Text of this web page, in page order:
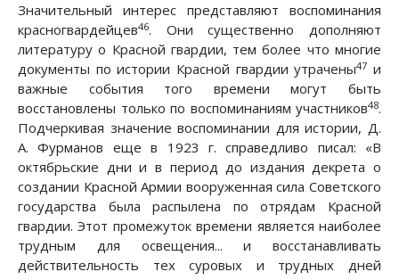
Значительный интерес представляют воспоминания
красногвардейцев46. Они существенно дополняют
литературу о Красной гвардии, тем более что многие
документы по истории Красной гвардии утрачены47 и
важные события того времени могут быть
восстановлены только по воспоминаниям участников48.
Подчеркивая значение воспоминании для истории, Д.
А. Фурманов еще в 1923 г. справедливо писал: «В
октябрьские дни и в период до издания декрета о
создании Красной Армии вооруженная сила Советского
государства была распылена по отрядам Красной
гвардии. Этот промежуток времени является наиболее
трудным для освещения... и восстанавливать
действительность тех суровых и трудных дней